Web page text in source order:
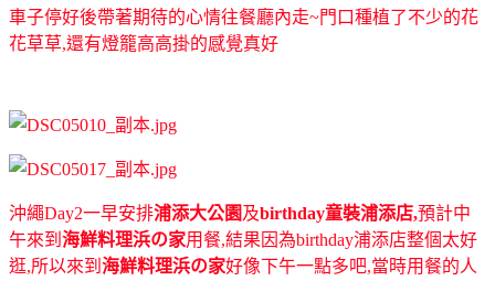
車子停好後帶著期待的心情往餐廳內走~門口種植了不少的花
花草草,還有燈籠高高掛的感覺真好
沖繩Day2一早安排浦添大公園及birthday童裝浦添店,預計中
午來到 海鮮料理浜の家用餐,結果因為birthday浦添店整個太好
逛,所以來到 海鮮料理浜の家好像下午一點多吧,當時用餐的人